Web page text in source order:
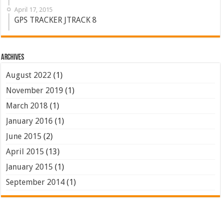
April 17, 2015
GPS TRACKER JTRACK 8
Archives
August 2022 (1)
November 2019 (1)
March 2018 (1)
January 2016 (1)
June 2015 (2)
April 2015 (13)
January 2015 (1)
September 2014 (1)